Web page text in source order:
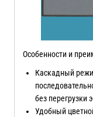
Особенности и
Каскадный
без перегрузки
Удобный